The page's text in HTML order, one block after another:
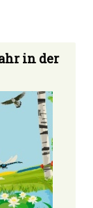
in der